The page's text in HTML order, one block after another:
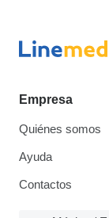
Empresa
Quiénes somos
Ayuda
Contactos